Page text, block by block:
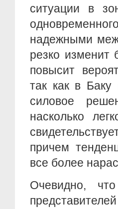
ситуации в
надежными
резко изменит
повысит
так как в Баку
силовое
насколько
причем
все более
Очевидно,